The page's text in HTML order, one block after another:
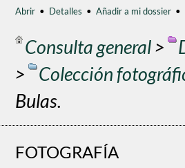
Abrir • Detalles • Añadir a mi dossier •
Consulta general>
>
Colección
Bulas.
FOTOGRAFÍA